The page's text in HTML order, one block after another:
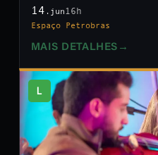
14 .jun 16h
Espaço Petrobras
MAIS DETALHES →
L